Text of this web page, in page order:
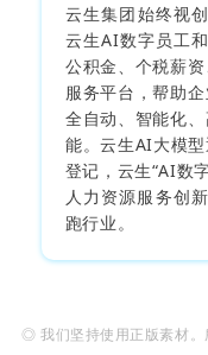
云生集团始终视
云生AI数字员工
公积金、个税薪
服务平台，帮助
全自动、智能化
能。云生AI大模
登记，云生“AI数
人力资源服务创
跑行业。
◎ 我们坚持使用正版素材。